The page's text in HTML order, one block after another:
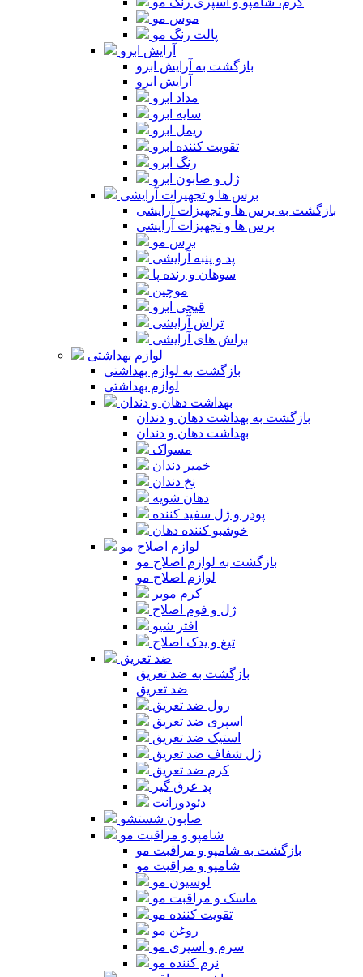
موس مو
پالت رنگ مو
آرایش ابرو
بازگشت به آرایش ابرو
آرایش ابرو
مداد ابرو
سایه ابرو
ریمل ابرو
تقویت کننده ابرو
رنگ ابرو
ژل و صابون ابرو
برس ها و تجهیزات آرایشی
بازگشت به برس ها و تجهیزات آرایشی
برس ها و تجهیزات آرایشی
برس مو
پد و پنبه آرایشی
سوهان و رنده پا
موچین
قیچی ابرو
تراش آرایشی
براش های آرایشی
لوازم بهداشتی
بازگشت به لوازم بهداشتی
لوازم بهداشتی
بهداشت دهان و دندان
بازگشت به بهداشت دهان و دندان
بهداشت دهان و دندان
مسواک
خمیر دندان
نخ دندان
دهان شویه
پودر و ژل سفید کننده
خوشبو کننده دهان
لوازم اصلاح مو
بازگشت به لوازم اصلاح مو
لوازم اصلاح مو
کرم موبر
ژل و فوم اصلاح
افتر شیو
تیغ و یدک اصلاح
ضد تعریق
بازگشت به ضد تعریق
ضد تعریق
رول ضد تعریق
اسپری ضد تعریق
استیک ضد تعریق
ژل شفاف ضد تعریق
کرم ضد تعریق
پد عرق گیر
دئودورانت
صابون شستشو
شامپو و مراقبت مو
بازگشت به شامپو و مراقبت مو
شامپو و مراقبت مو
لوسیون مو
ماسک و مراقبت مو
تقویت کننده مو
روغن مو
سرم و اسپری مو
نرم کننده مو